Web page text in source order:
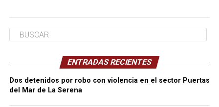
ENTRADAS RECIENTES
Dos detenidos por robo con violencia en el sector Puertas
del Mar de La Serena